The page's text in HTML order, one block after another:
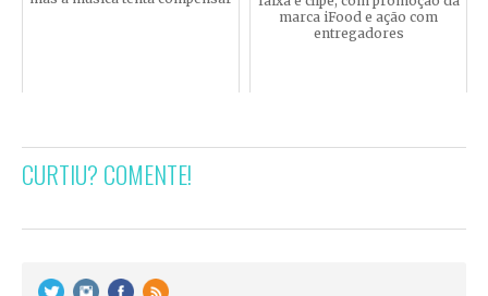
marca iFood e ação com
entregadores
CURTIU? COMENTE!